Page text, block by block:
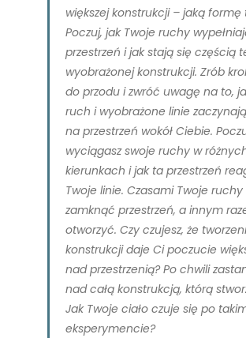
większej konstrukcji – jaką formę
Poczuj, jak Twoje ruchy
przestrzeń i jak stają się częścią
wyobrażonej konstrukcji. Zrób
do przodu i zwróć uwagę na to,
ruch i wyobrażone linie
na przestrzeń wokół Ciebie.
wyciągasz swoje ruchy w
kierunkach i jak ta przestrzeń
Twoje linie. Czasami Twoje
zamknąć przestrzeń, a innym
otworzyć. Czy czujesz, że
konstrukcji daje Ci poczucie
nad przestrzenią? Po chwili
nad całą konstrukcją, którą
Jak Twoje ciało czuje się po
eksperymencie?